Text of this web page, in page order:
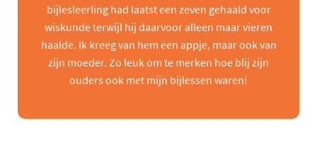
bijlesleerling had laatst een zeven gehaald voor
wiskunde terwijl hij daarvoor alleen maar vieren
haalde. Ik kreeg van hem een appje, maar ook van
zijn moeder. Zo leuk om te merken hoe blij zijn
ouders ook met mijn bijlessen waren!